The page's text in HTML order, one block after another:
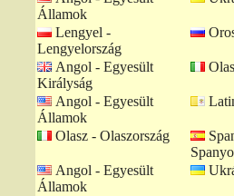
Államok
Lengyel -
Lengyelország
Angol - Egyesült
Királyság
Angol - Egyesült
Államok
Olasz - Olaszország
Angol - Egyesült
Államok